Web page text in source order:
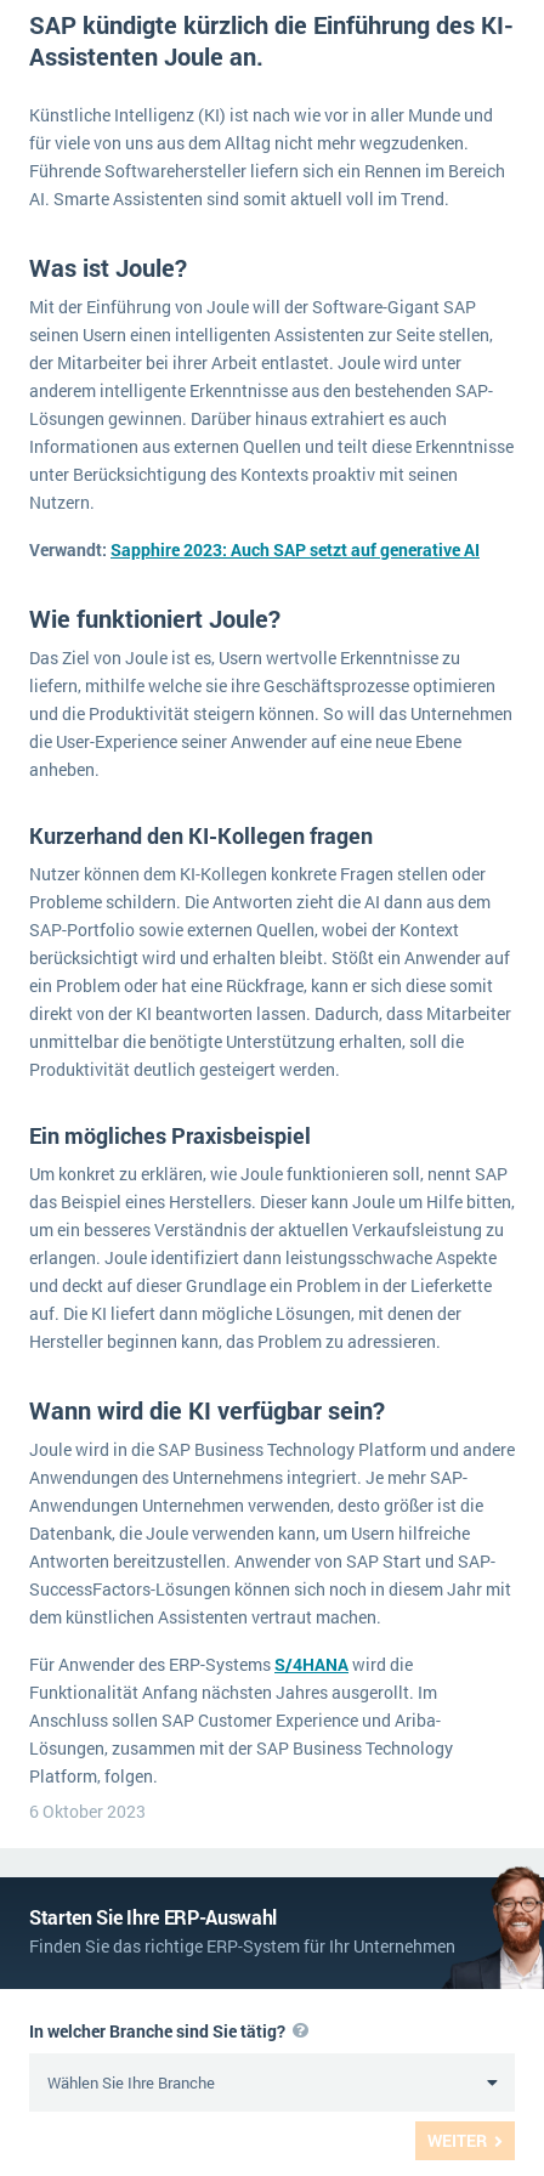
Suche
Auswahl
Einführung
Schulung
Service und Wartung
E-commerce
Einzelhandel
Grosshandel
Handel
Handwerk
Installation
Landwirtschaft
Maschinenbau
Medien
NGO
Logistik
Immobilien
Services
Textil und Mode
Vermietung
Die 4 Komponenten eines CRM-Systems
5 Funktionen einer ERP-Software für Konzerne
Mehr über ERP-Software
ERP Wissenszentrum
wichtigsten Punkte, die es zu beachten gilt
Service Level Agreements (SLA) und ERP: Was muss man wissen?
ERP-Software für Abfallentsorger
Digitale Arbeitsaufträge in Ihrem ERP- oder FSM-System: clever und effizient
MEHR ÜBER ERP-SOFTWARE
SAP übernimmt Reltio für eine bessere
Datenintegration
SAP investiert mit zwei strategischen Übernahmen in Enterprise-KI
ERP-Trends in der Produktion
NACHRICHTENARCHIV
Offene Stellen bei ERP-Lieferanten
Über uns
DSGVO/GDPR
Impressum
Kontakt
SAP kündigte kürzlich die Einführung des KI-
Assistenten Joule an.
Künstliche Intelligenz (KI) ist nach wie vor in aller Munde und
für viele von uns aus dem Alltag nicht mehr wegzudenken.
Führende Softwarehersteller liefern sich ein Rennen im Bereich
AI. Smarte Assistenten sind somit aktuell voll im Trend.
Was ist Joule?
Mit der Einführung von Joule will der Software-Gigant SAP
seinen Usern einen intelligenten Assistenten zur Seite stellen,
der Mitarbeiter bei ihrer Arbeit entlastet. Joule wird unter
anderem intelligente Erkenntnisse aus den bestehenden SAP-
Lösungen gewinnen. Darüber hinaus extrahiert es auch
Informationen aus externen Quellen und teilt diese Erkenntnisse
unter Berücksichtigung des Kontexts proaktiv mit seinen
Nutzern.
Verwandt: Sapphire 2023: Auch SAP setzt auf generative AI
Wie funktioniert Joule?
Das Ziel von Joule ist es, Usern wertvolle Erkenntnisse zu
liefern, mithilfe welche sie ihre Geschäftsprozesse optimieren
und die Produktivität steigern können. So will das Unternehmen
die User-Experience seiner Anwender auf eine neue Ebene
anheben.
Kurzerhand den KI-Kollegen fragen
Nutzer können dem KI-Kollegen konkrete Fragen stellen oder
Probleme schildern. Die Antworten zieht die AI dann aus dem
SAP-Portfolio sowie externen Quellen, wobei der Kontext
berücksichtigt wird und erhalten bleibt. Stößt ein Anwender auf
ein Problem oder hat eine Rückfrage, kann er sich diese somit
direkt von der KI beantworten lassen. Dadurch, dass Mitarbeiter
unmittelbar die benötigte Unterstützung erhalten, soll die
Produktivität deutlich gesteigert werden.
Ein mögliches Praxisbeispiel
Um konkret zu erklären, wie Joule funktionieren soll, nennt SAP
das Beispiel eines Herstellers. Dieser kann Joule um Hilfe bitten,
um ein besseres Verständnis der aktuellen Verkaufsleistung zu
erlangen. Joule identifiziert dann leistungsschwache Aspekte
und deckt auf dieser Grundlage ein Problem in der Lieferkette
auf. Die KI liefert dann mögliche Lösungen, mit denen der
Hersteller beginnen kann, das Problem zu adressieren.
Wann wird die KI verfügbar sein?
Joule wird in die SAP Business Technology Platform und andere
Anwendungen des Unternehmens integriert. Je mehr SAP-
Anwendungen Unternehmen verwenden, desto größer ist die
Datenbank, die Joule verwenden kann, um Usern hilfreiche
Antworten bereitzustellen. Anwender von SAP Start und SAP-
SuccessFactors-Lösungen können sich noch in diesem Jahr mit
dem künstlichen Assistenten vertraut machen.
Für Anwender des ERP-SystemsS/4HANAwird die
Funktionalität Anfang nächsten Jahres ausgerollt. Im
Anschluss sollen SAP Customer Experience und Ariba-
Lösungen, zusammen mit der SAP Business Technology
Platform, folgen.
6 Oktober 2023
Starten Sie Ihre ERP-Auswahl
Finden Sie das richtige ERP-System für Ihr Unternehmen
WEITER
In welcher Branche sind Sie tätig?